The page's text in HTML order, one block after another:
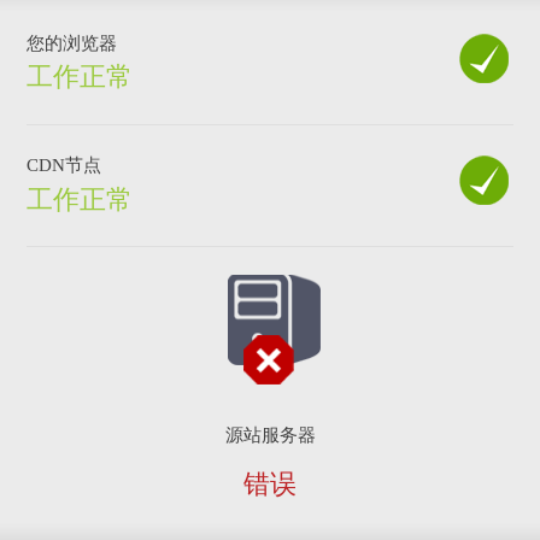
您的浏览器
工作正常
CDN节点
工作正常
源站服务器
错误